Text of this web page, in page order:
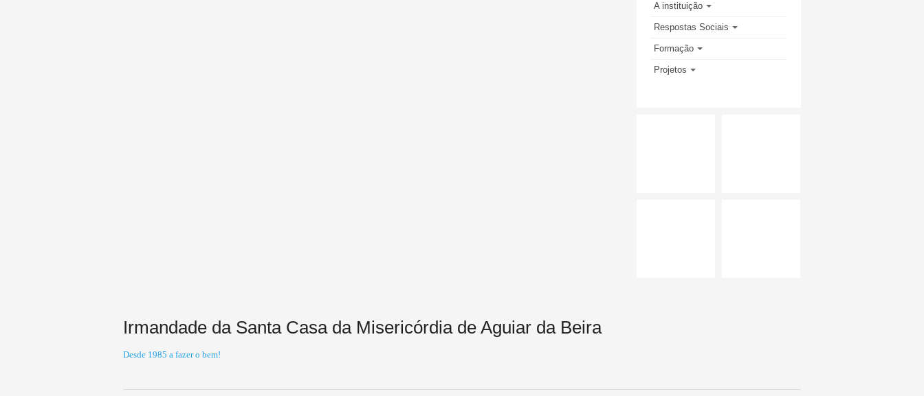
A instituição
Respostas Sociais
Formação
Projetos
Irmandade da Santa Casa da Misericórdia de Aguiar da Beira
Desde 1985 a fazer o bem!